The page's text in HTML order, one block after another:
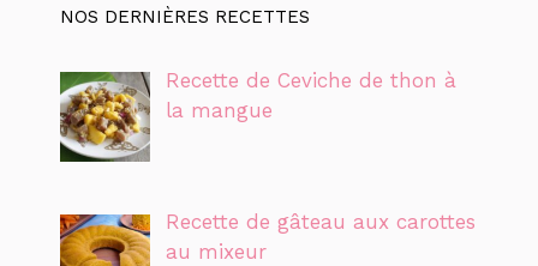
NOS DERNIÈRES RECETTES
Recette de Ceviche de thon à
la mangue
Recette de gâteau aux carottes
au mixeur